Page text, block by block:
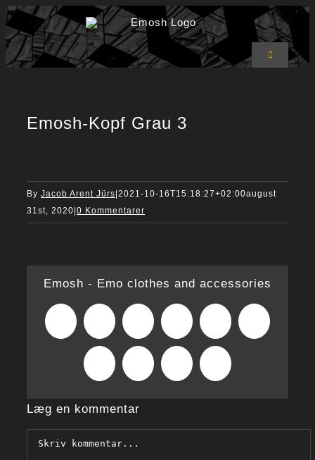
Skip
to
content
Toggle
Navigation
Bukser
Kurv
0
Emosh-Kopf Grau 3
By Jacob Arent Jürs 2021-10-16T15:18:27+02:00august
31st, 2020 0 Kommentarer
Emosh - Emo clothes and accessories
Facebook Reddit LinkedIn WhatsAppTumblr
Pinterest Xing
mail
Læg en kommentar
Comment